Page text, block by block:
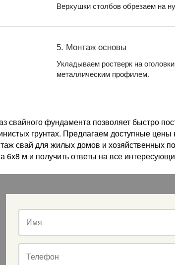
Верхушки столбов обрезаем на
5. Монтаж основы
Укладываем ростверк на
металлическим профилем.
свайного фундамента позволяет быстро
грунтах. Предлагаем доступные
свай для жилых домов и хозяйственных
6х8 м и получить ответы на все
Имя
Телефон